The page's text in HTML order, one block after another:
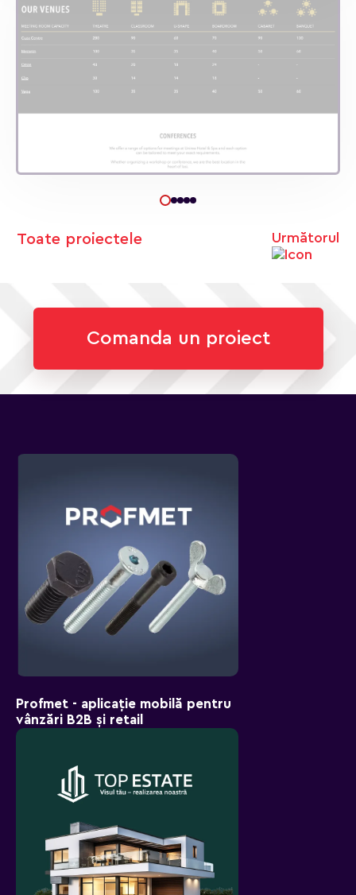
Toate proiectele Următorul
Comanda un proiect
Profmet - aplicație mobilă pentru
vânzări B2B și retail